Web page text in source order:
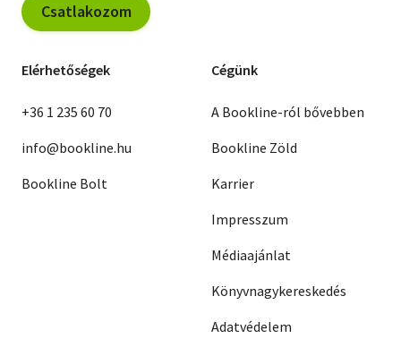
Csatlakozom
Elérhetőségek
+36 1 235 60 70
info@bookline.hu
Bookline Bolt
Cégünk
A Bookline-ról bővebben
Bookline Zöld
Karrier
Impresszum
Médiaajánlat
Könyvnagykereskedés
Adatvédelem